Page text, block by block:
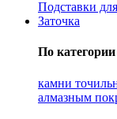
Подставки
Заточка
По категории
камни
алмазным